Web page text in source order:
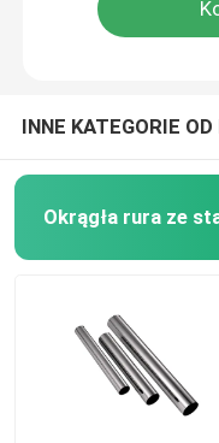
Cewka ze stali
INNE KATEGORIE OD
Okrągła rura ze